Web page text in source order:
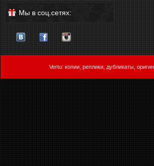
Мы в соц.сетях:
Vertu: копии, реплики, дубликаты,